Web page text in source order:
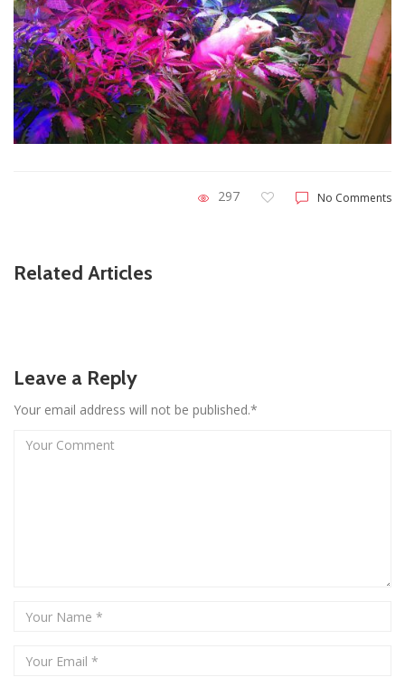
297 No Comments
Related Articles
Leave a Reply
Your email address will not be published.*